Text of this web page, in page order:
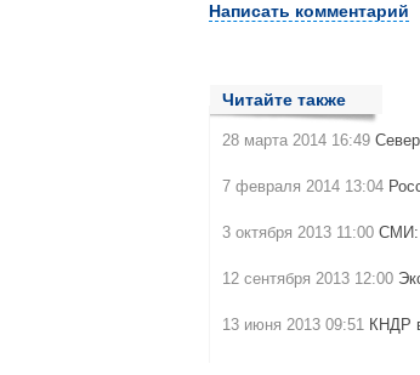
Написать комментарий
Читайте также
28 марта 2014 16:49
7 февраля 2014 13:04
3 октября 2013 11:00 СМИ:
12 сентября 2013 12:00
13 июня 2013 09:51 КНДР